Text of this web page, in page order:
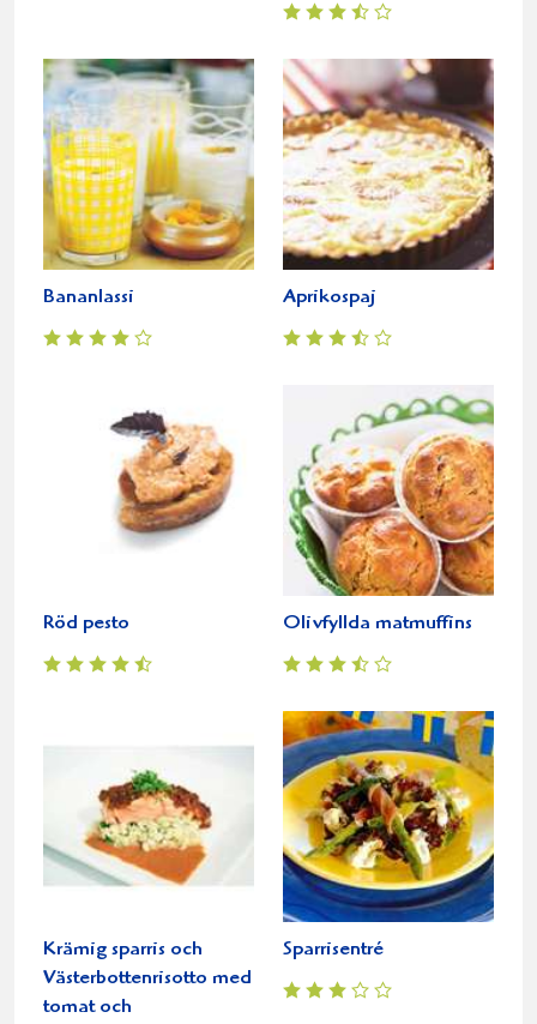
Bananlassi Aprikospaj
Röd pesto Olivfyllda matmuffins
Krämig sparris och
Västerbottenrisotto med
tomat och
Sparrisentré